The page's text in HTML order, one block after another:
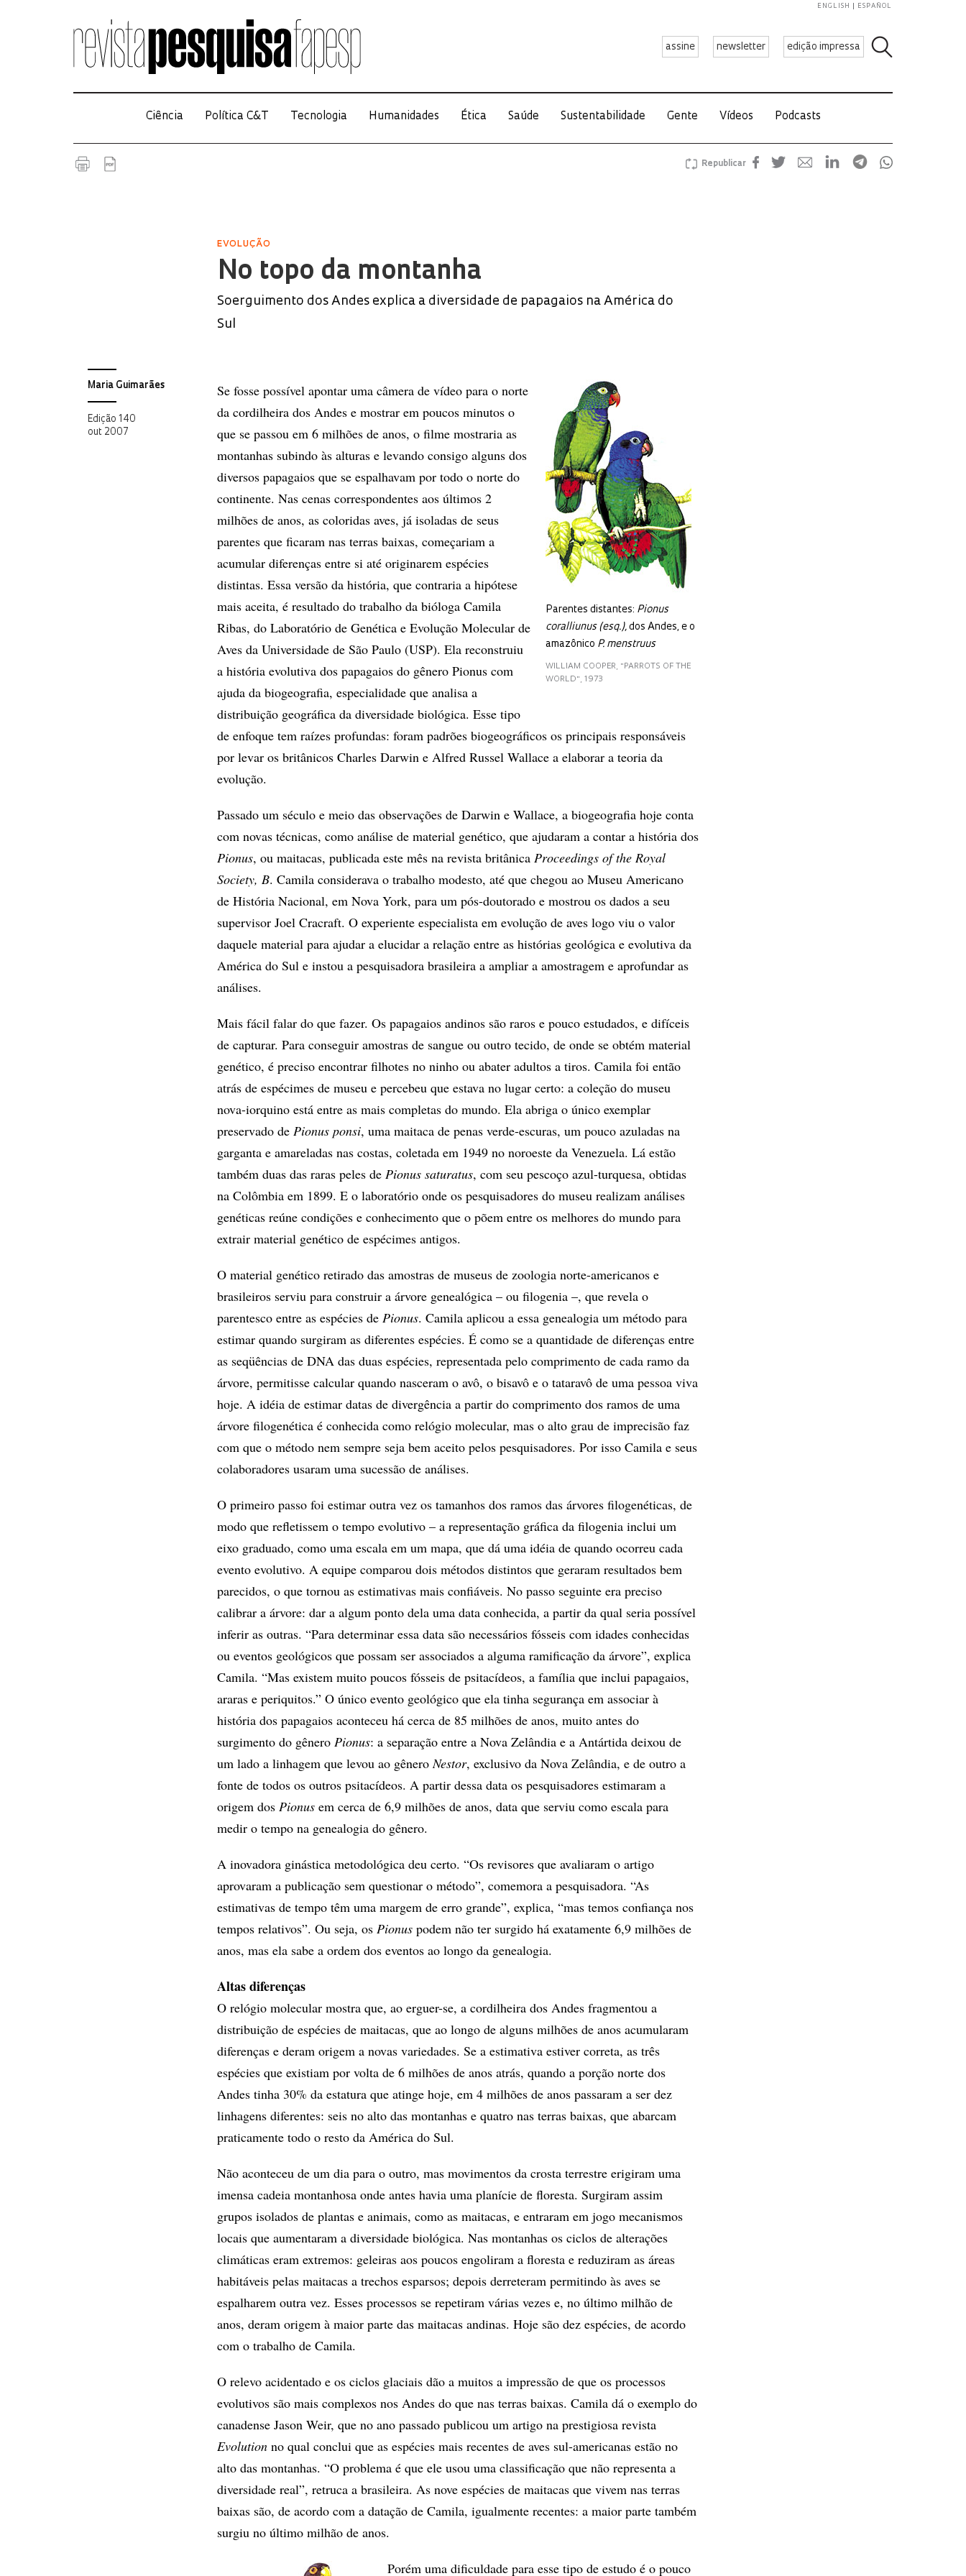
assine newsletter edição impressa
ENGLISH ESPAÑOL
Ciência Política C&T Tecnologia Humanidades Ética Saúde Sustentabilidade Gente Vídeos Podcasts
Republicar
EVOLUÇÃO
No topo da montanha
Soerguimento dos Andes explica a diversidade de papagaios na América do
Sul
Maria Guimarães
Edição 140
out 2007
Parentes distantes: Pionus
coralliunus (esq.), dos Andes, e o
amazônico P. menstruus
WILLIAM COOPER, "PARROTS OF THE
WORLD", 1973
Se fosse possível apontar uma câmera de vídeo para o norte
da cordilheira dos Andes e mostrar em poucos minutos o
que se passou em 6 milhões de anos, o filme mostraria as
montanhas subindo às alturas e levando consigo alguns dos
diversos papagaios que se espalhavam por todo o norte do
continente. Nas cenas correspondentes aos últimos 2
milhões de anos, as coloridas aves, já isoladas de seus
parentes que ficaram nas terras baixas, começariam a
acumular diferenças entre si até originarem espécies
distintas. Essa versão da história, que contraria a hipótese
mais aceita, é resultado do trabalho da bióloga Camila
Ribas, do Laboratório de Genética e Evolução Molecular de
Aves da Universidade de São Paulo (USP). Ela reconstruiu
a história evolutiva dos papagaios do gênero Pionus com
ajuda da biogeografia, especialidade que analisa a
distribuição geográfica da diversidade biológica. Esse tipo
de enfoque tem raízes profundas: foram padrões biogeográficos os principais responsáveis
por levar os britânicos Charles Darwin e Alfred Russel Wallace a elaborar a teoria da
evolução.
Passado um século e meio das observações de Darwin e Wallace, a biogeografia hoje conta
com novas técnicas, como análise de material genético, que ajudaram a contar a história dos
Pionus, ou maitacas, publicada este mês na revista britânica Proceedings of the Royal
Society, B. Camila considerava o trabalho modesto, até que chegou ao Museu Americano
de História Nacional, em Nova York, para um pós-doutorado e mostrou os dados a seu
supervisor Joel Cracraft. O experiente especialista em evolução de aves logo viu o valor
daquele material para ajudar a elucidar a relação entre as histórias geológica e evolutiva da
América do Sul e instou a pesquisadora brasileira a ampliar a amostragem e aprofundar as
análises.
Mais fácil falar do que fazer. Os papagaios andinos são raros e pouco estudados, e difíceis
de capturar. Para conseguir amostras de sangue ou outro tecido, de onde se obtém material
genético, é preciso encontrar filhotes no ninho ou abater adultos a tiros. Camila foi então
atrás de espécimes de museu e percebeu que estava no lugar certo: a coleção do museu
nova-iorquino está entre as mais completas do mundo. Ela abriga o único exemplar
preservado de Pionus ponsi, uma maitaca de penas verde-escuras, um pouco azuladas na
garganta e amareladas nas costas, coletada em 1949 no noroeste da Venezuela. Lá estão
também duas das raras peles de Pionus saturatus, com seu pescoço azul-turquesa, obtidas
na Colômbia em 1899. E o laboratório onde os pesquisadores do museu realizam análises
genéticas reúne condições e conhecimento que o põem entre os melhores do mundo para
extrair material genético de espécimes antigos.
O material genético retirado das amostras de museus de zoologia norte-americanos e
brasileiros serviu para construir a árvore genealógica – ou filogenia –, que revela o
parentesco entre as espécies de Pionus. Camila aplicou a essa genealogia um método para
estimar quando surgiram as diferentes espécies. É como se a quantidade de diferenças entre
as seqüências de DNA das duas espécies, representada pelo comprimento de cada ramo da
árvore, permitisse calcular quando nasceram o avô, o bisavô e o tataravô de uma pessoa viva
hoje. A idéia de estimar datas de divergência a partir do comprimento dos ramos de uma
árvore filogenética é conhecida como relógio molecular, mas o alto grau de imprecisão faz
com que o método nem sempre seja bem aceito pelos pesquisadores. Por isso Camila e seus
colaboradores usaram uma sucessão de análises.
O primeiro passo foi estimar outra vez os tamanhos dos ramos das árvores filogenéticas, de
modo que refletissem o tempo evolutivo – a representação gráfica da filogenia inclui um
eixo graduado, como uma escala em um mapa, que dá uma idéia de quando ocorreu cada
evento evolutivo. A equipe comparou dois métodos distintos que geraram resultados bem
parecidos, o que tornou as estimativas mais confiáveis. No passo seguinte era preciso
calibrar a árvore: dar a algum ponto dela uma data conhecida, a partir da qual seria possível
inferir as outras. “Para determinar essa data são necessários fósseis com idades conhecidas
ou eventos geológicos que possam ser associados a alguma ramificação da árvore”, explica
Camila. “Mas existem muito poucos fósseis de psitacídeos, a família que inclui papagaios,
araras e periquitos.” O único evento geológico que ela tinha segurança em associar à
história dos papagaios aconteceu há cerca de 85 milhões de anos, muito antes do
surgimento do gênero Pionus: a separação entre a Nova Zelândia e a Antártida deixou de
um lado a linhagem que levou ao gêneroNestor, exclusivo da Nova Zelândia, e de outro a
fonte de todos os outros psitacídeos. A partir dessa data os pesquisadores estimaram a
origem dos Pionus em cerca de 6,9 milhões de anos, data que serviu como escala para
medir o tempo na genealogia do gênero.
A inovadora ginástica metodológica deu certo. “Os revisores que avaliaram o artigo
aprovaram a publicação sem questionar o método”, comemora a pesquisadora. “As
estimativas de tempo têm uma margem de erro grande”, explica, “mas temos confiança nos
tempos relativos”. Ou seja, os Pionus podem não ter surgido há exatamente 6,9 milhões de
anos, mas ela sabe a ordem dos eventos ao longo da genealogia.
Altas diferenças
O relógio molecular mostra que, ao erguer-se, a cordilheira dos Andes fragmentou a
distribuição de espécies de maitacas, que ao longo de alguns milhões de anos acumularam
diferenças e deram origem a novas variedades. Se a estimativa estiver correta, as três
espécies que existiam por volta de 6 milhões de anos atrás, quando a porção norte dos
Andes tinha 30% da estatura que atinge hoje, em 4 milhões de anos passaram a ser dez
linhagens diferentes: seis no alto das montanhas e quatro nas terras baixas, que abarcam
praticamente todo o resto da América do Sul.
Não aconteceu de um dia para o outro, mas movimentos da crosta terrestre erigiram uma
imensa cadeia montanhosa onde antes havia uma planície de floresta. Surgiram assim
grupos isolados de plantas e animais, como as maitacas, e entraram em jogo mecanismos
locais que aumentaram a diversidade biológica. Nas montanhas os ciclos de alterações
climáticas eram extremos: geleiras aos poucos engoliram a floresta e reduziram as áreas
habitáveis pelas maitacas a trechos esparsos; depois derreteram permitindo às aves se
espalharem outra vez. Esses processos se repetiram várias vezes e, no último milhão de
anos, deram origem à maior parte das maitacas andinas. Hoje são dez espécies, de acordo
com o trabalho de Camila.
O relevo acidentado e os ciclos glaciais dão a muitos a impressão de que os processos
evolutivos são mais complexos nos Andes do que nas terras baixas. Camila dá o exemplo do
canadense Jason Weir, que no ano passado publicou um artigo na prestigiosa revista
Evolution no qual conclui que as espécies mais recentes de aves sul-americanas estão no
alto das montanhas. “O problema é que ele usou uma classificação que não representa a
diversidade real”, retruca a brasileira. As nove espécies de maitacas que vivem nas terras
baixas são, de acordo com a datação de Camila, igualmente recentes: a maior parte também
surgiu no último milhão de anos.
Porém uma dificuldade para esse tipo de estudo é o pouco